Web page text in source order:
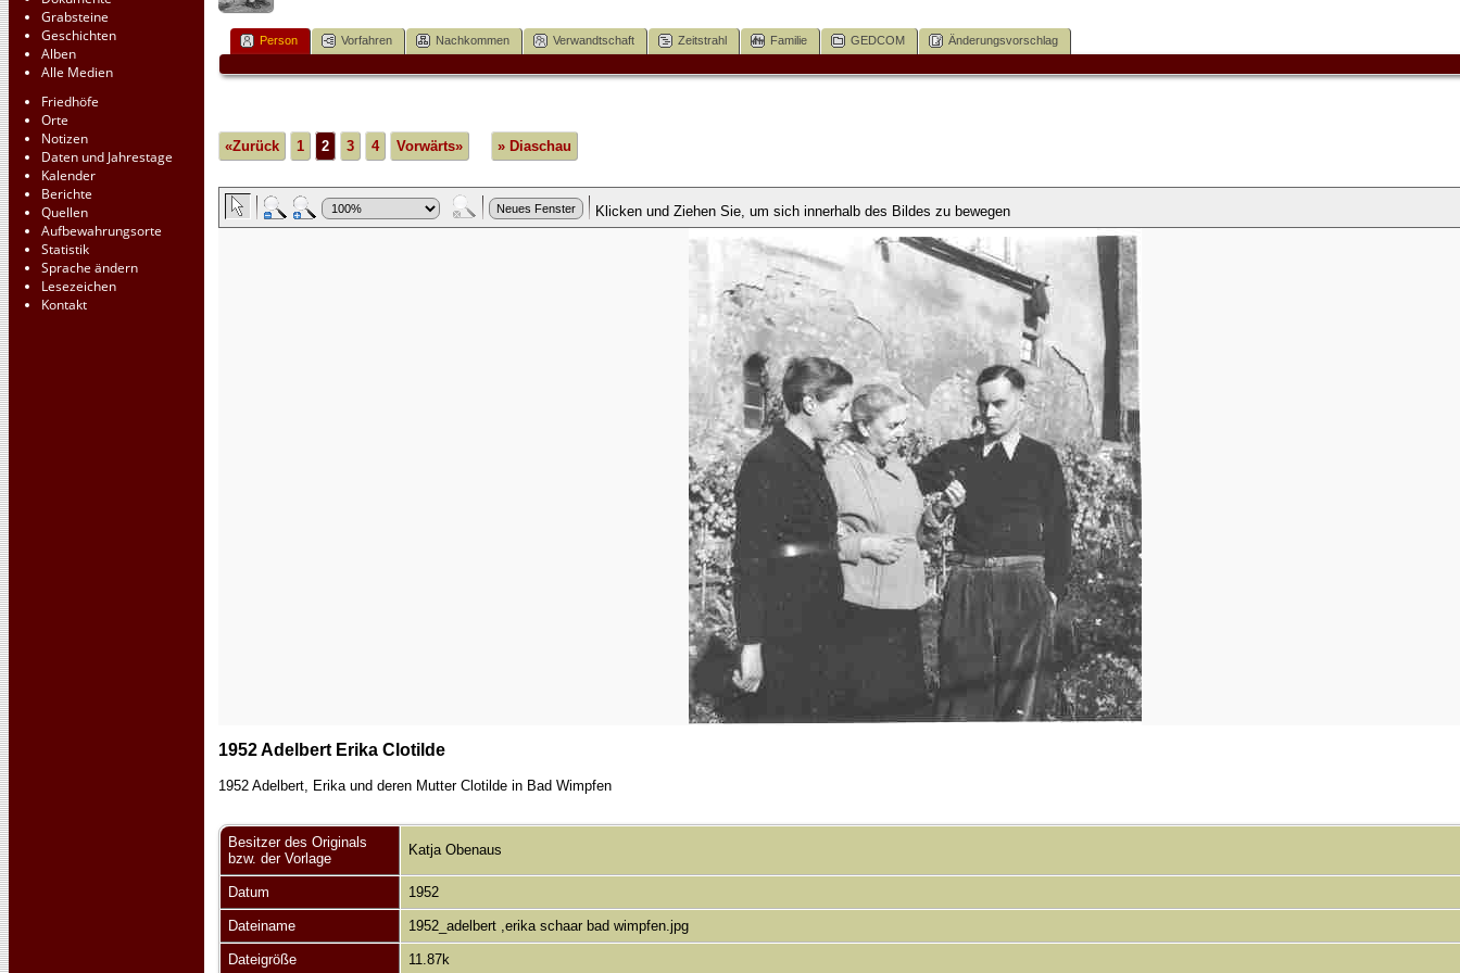
Grabsteine
Geschichten
Alben
Alle Medien
Friedhöfe
Orte
Notizen
Daten und Jahrestage
Kalender
Berichte
Quellen
Aufbewahrungsorte
Statistik
Sprache ändern
Lesezeichen
Kontakt
Person Vorfahren Nachkommen Verwandtschaft Zeitstrahl Familie GEDCOM Änderungsvorschlag
«Zurück 1 2 3 4 Vorwärts» » Diaschau
1952 Adelbert Erika Clotilde
1952 Adelbert, Erika und deren Mutter Clotilde in Bad Wimpfen
Besitzer des Originals
bzw. der Vorlage
Katja Obenaus
Datum 1952
Dateiname 1952_adelbert ,erika schaar bad wimpfen.jpg
Dateigröße 11.87k